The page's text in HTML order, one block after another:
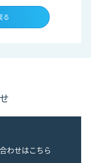
る
わせはこちら